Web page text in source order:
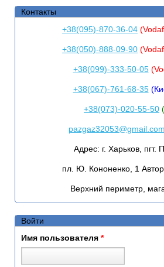
Контакты
+38(095)-870-36-04
+38(050)-888-09-90
+38(099)-333-50-05
+38(067)-761-68-35
+38(073)-020-55-50
pazgaz32053@gmail.com
Адрес: г. Харьков, пгт.
пл. Ю. Кононенко, 1
Верхний периметр,
Войти
Имя пользователя *